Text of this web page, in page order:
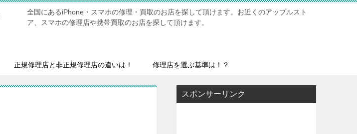
全国にあるiPhone・スマホの修理・買取のお店を探して頂けます。お近くのアップルスト
ア、スマホの修理店や携帯買取のお店を探して頂けます。
正規修理店と非正規修理店の違いは！ 修理店を選ぶ基準は！？
スポンサーリンク